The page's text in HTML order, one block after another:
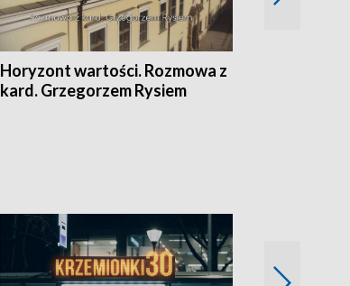
Horyzont wartości. Rozmowa z
kard. Grzegorzem Rysiem